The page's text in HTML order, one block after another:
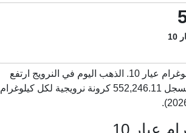
كرونة نرويجية لكل كيلوغرام عيار 10. الذهب اليوم في النرويج ارتفع
بشكل كبير بمقدار 8,862.16 كرونة نرويجية لكل كيلوغرام عيار 10 لتسجل 552,246.11 كرونة نرويجية لكل كيلوغرام
10